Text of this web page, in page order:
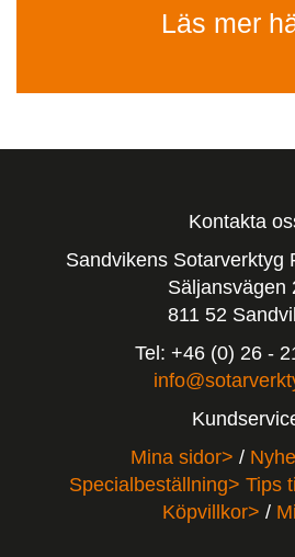
Läs mer
Kontakta
Sandvikens Sotarverktyg
Säljansvägen
811 52
Tel: +46 (0) 26 -
Mina sidor> /
Specialbeställning> Tips
Köpvillkor> /